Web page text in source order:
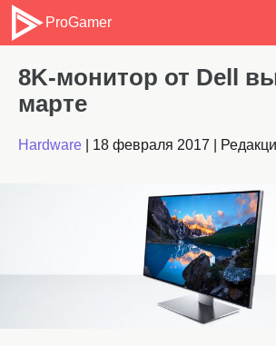
ProGamer
8K-монитор от Dell
марте
Hardware 18 февраля 2017